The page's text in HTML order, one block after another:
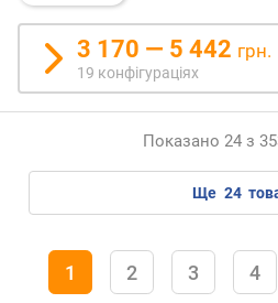
3 170 — 5 442 грн.
19 конфігураціях
Показано 24 з
ще 24
1 2 3 4